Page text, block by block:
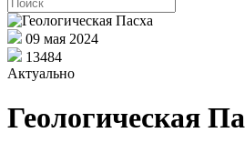
09 мая 2024
13484
Актуально
Геологическая